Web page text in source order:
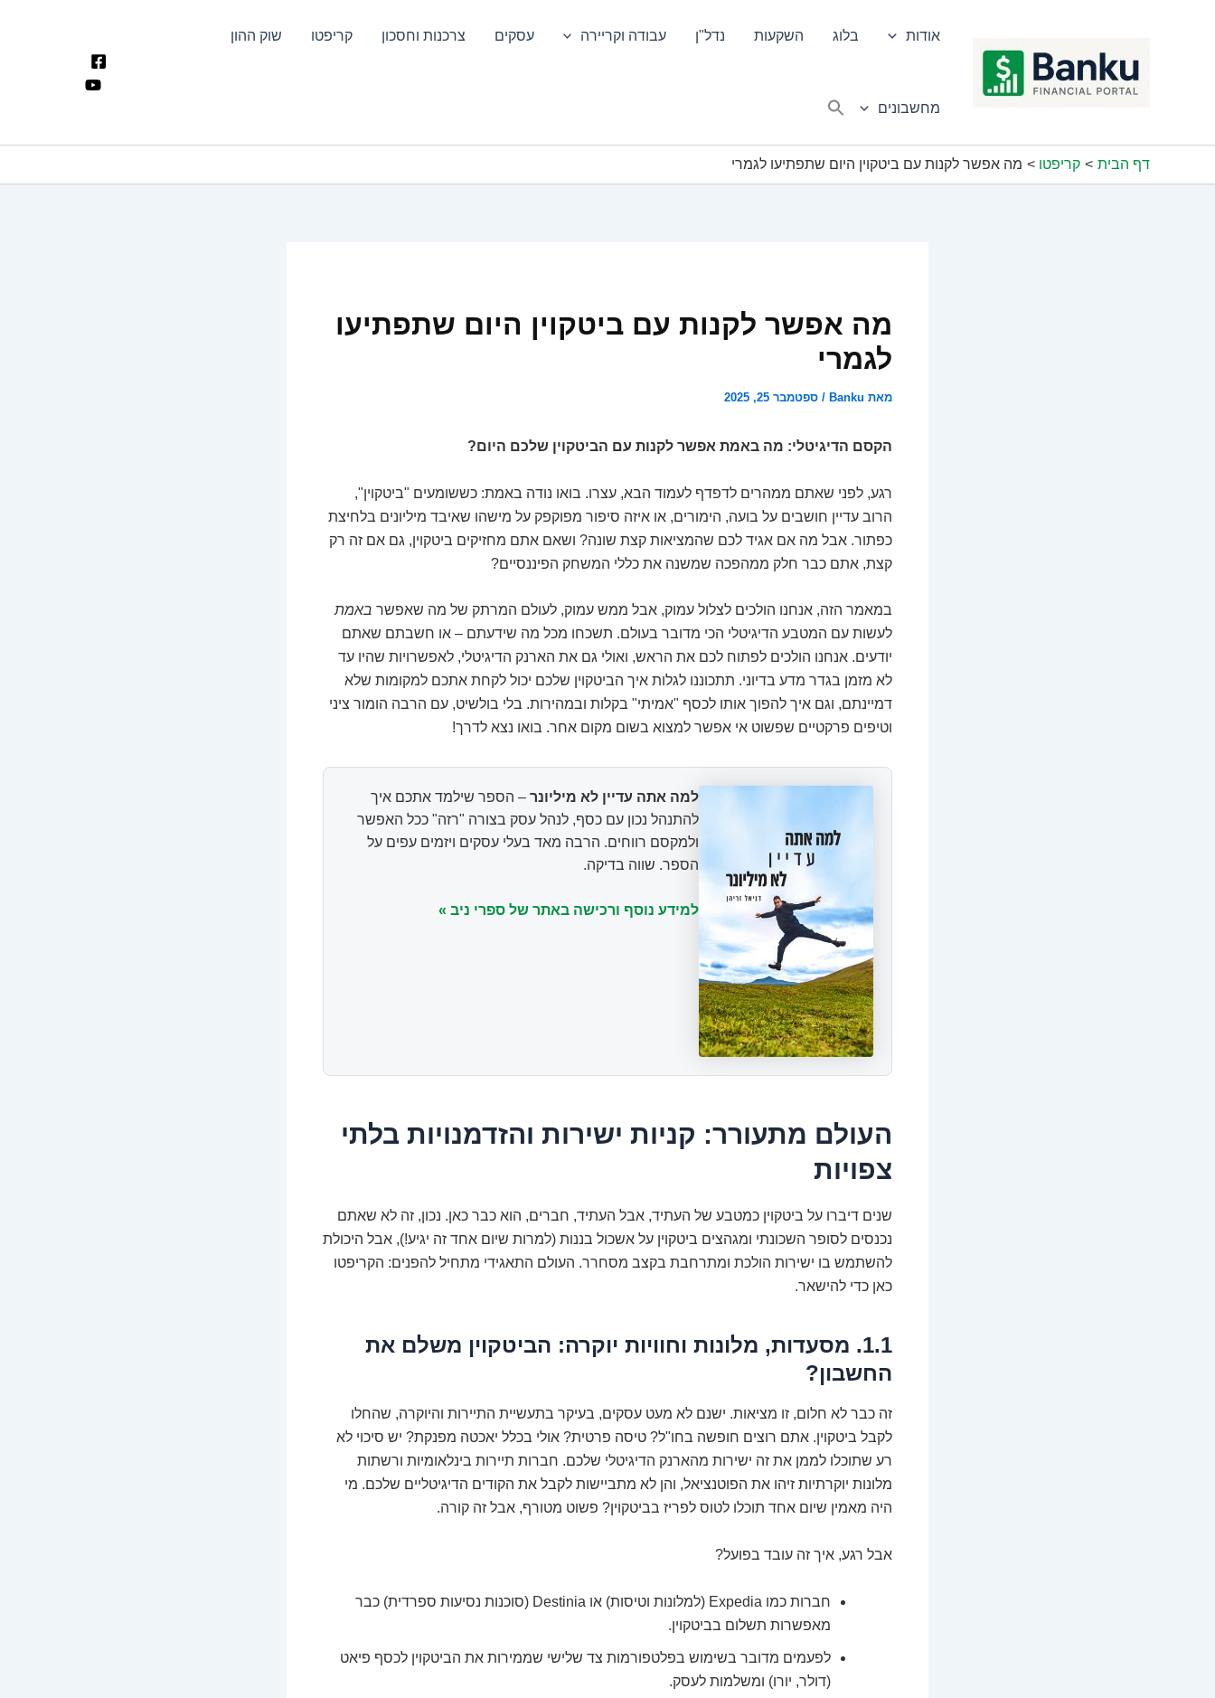
אודות בלוג השקעות נדל"ן עבודה וקריירה עסקים צרכנות וחסכון קריפטו שוק ההון
מחשבונים
דף הבית קריפטו מה אפשר לקנות עם ביטקוין היום שתפתיעו לגמרי
מה אפשר לקנות עם ביטקוין היום שתפתיעו
לגמרי
מאת Banku
/ ספטמבר 25, 2025
הקסם הדיגיטלי: מה באמת אפשר לקנות עם הביטקוין שלכם היום?
רגע, לפני שאתם ממהרים לדפדף לעמוד הבא, עצרו. בואו נודה באמת: כששומעים "ביטקוין",
הרוב עדיין חושבים על בועה, הימורים, או איזה סיפור מפוקפק על מישהו שאיבד מיליונים בלחיצת
כפתור. אבל מה אם אגיד לכם שהמציאות קצת שונה? ושאם אתם מחזיקים ביטקוין, גם אם זה רק
קצת, אתם כבר חלק ממהפכה שמשנה את כללי המשחק הפיננסיים?
במאמר הזה, אנחנו הולכים לצלול עמוק, אבל ממש עמוק, לעולם המרתק של מה שאפשר באמת
לעשות עם המטבע הדיגיטלי הכי מדובר בעולם. תשכחו מכל מה שידעתם – או חשבתם שאתם
יודעים. אנחנו הולכים לפתוח לכם את הראש, ואולי גם את הארנק הדיגיטלי, לאפשרויות שהיו עד
לא מזמן בגדר מדע בדיוני. תתכוננו לגלות איך הביטקוין שלכם יכול לקחת אתכם למקומות שלא
דמיינתם, וגם איך להפוך אותו לכסף "אמיתי" בקלות ובמהירות. בלי בולשיט, עם הרבה הומור ציני
וטיפים פרקטיים שפשוט אי אפשר למצוא בשום מקום אחר. בואו נצא לדרך!
למה אתה עדיין לא מיליונר – הספר שילמד אתכם איך
להתנהל נכון עם כסף, לנהל עסק בצורה "רזה" ככל האפשר
ולמקסם רווחים. הרבה מאד בעלי עסקים ויזמים עפים על
הספר. שווה בדיקה.
למידע נוסף ורכישה באתר של ספרי ניב »
העולם מתעורר: קניות ישירות והזדמנויות בלתי
צפויות
שנים דיברו על ביטקוין כמטבע של העתיד, אבל העתיד, חברים, הוא כבר כאן. נכון, זה לא שאתם
נכנסים לסופר השכונתי ומגהצים ביטקוין על אשכול בננות (למרות שיום אחד זה יגיע!), אבל היכולת
להשתמש בו ישירות הולכת ומתרחבת בקצב מסחרר. העולם התאגידי מתחיל להפנים: הקריפטו
כאן כדי להישאר.
1.1. מסעדות, מלונות וחוויות יוקרה: הביטקוין משלם את
החשבון?
זה כבר לא חלום, זו מציאות. ישנם לא מעט עסקים, בעיקר בתעשיית התיירות והיוקרה, שהחלו
לקבל ביטקוין. אתם רוצים חופשה בחו"ל? טיסה פרטית? אולי בכלל יאכטה מפנקת? יש סיכוי לא
רע שתוכלו לממן את זה ישירות מהארנק הדיגיטלי שלכם. חברות תיירות בינלאומיות ורשתות
מלונות יוקרתיות זיהו את הפוטנציאל, והן לא מתביישות לקבל את הקודים הדיגיטליים שלכם. מי
היה מאמין שיום אחד תוכלו לטוס לפריז בביטקוין? פשוט מטורף, אבל זה קורה.
אבל רגע, איך זה עובד בפועל?
חברות כמו Expedia (למלונות וטיסות) או Destinia (סוכנות נסיעות ספרדית) כבר
מאפשרות תשלום בביטקוין.
לפעמים מדובר בשימוש בפלטפורמות צד שלישי שממירות את הביטקוין לכסף פיאט
(דולר, יורו) ומשלמות לעסק.